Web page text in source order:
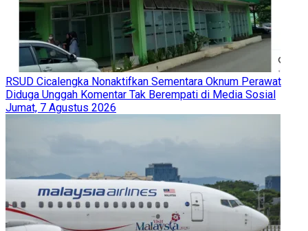
RSUD Cicalengka Nonaktifkan Sementara Oknum Perawat
Diduga Unggah Komentar Tak Berempati di Media Sosial
Jumat, 7 Agustus 2026